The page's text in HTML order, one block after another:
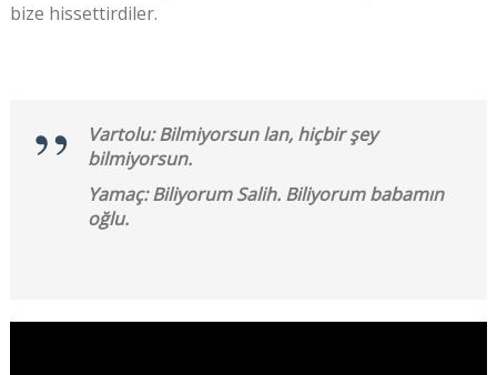
bize hissettirdiler.
Vartolu: Bilmiyorsun lan, hiçbir şey
bilmiyorsun.
Yamaç: Biliyorum Salih. Biliyorum babamın
oğlu.